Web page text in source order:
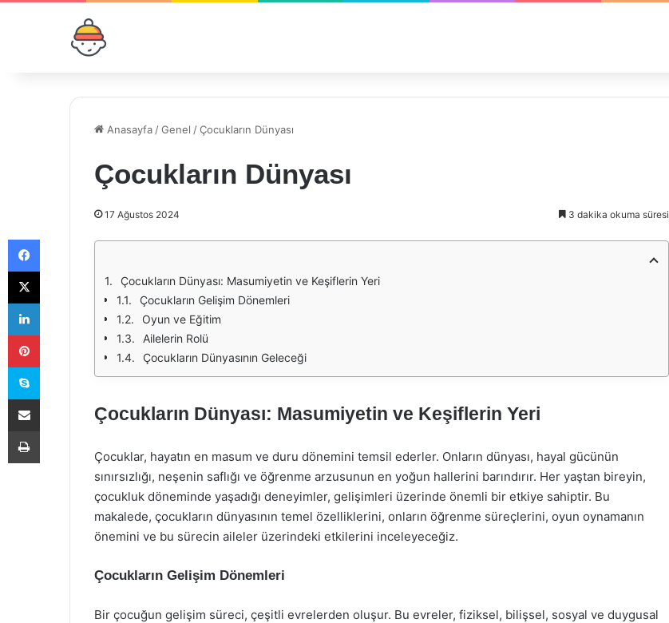
Anasayfa /Genel /Çocukların Dünyası
Çocukların Dünyası
17 Ağustos 2024 3 dakika okuma süresi
Çocukların Dünyası: Masumiyetin ve Keşiflerin Yeri
Çocukların Gelişim Dönemleri
Oyun ve Eğitim
Ailelerin Rolü
Çocukların Dünyasının Geleceği
Çocukların Dünyası: Masumiyetin ve Keşiflerin Yeri
Çocuklar, hayatın en masum ve duru dönemini temsil ederler. Onların dünyası, hayal gücünün
sınırsızlığı, neşenin saflığı ve öğrenme arzusunun en yoğun hallerini barındırır. Her yaştan bireyin,
çocukluk döneminde yaşadığı deneyimler, gelişimleri üzerinde önemli bir etkiye sahiptir. Bu
makalede, çocukların dünyasının temel özelliklerini, onların öğrenme süreçlerini, oyun oynamanın
önemini ve bu sürecin aileler üzerindeki etkilerini inceleyeceğiz.
Çocukların Gelişim Dönemleri
Bir çocuğun gelişim süreci, çeşitli evrelerden oluşur. Bu evreler, fiziksel, bilişsel, sosyal ve duygusal
Facebook
X
LinkedIn
Pinterest
Skype
E-Posta ile paylaş